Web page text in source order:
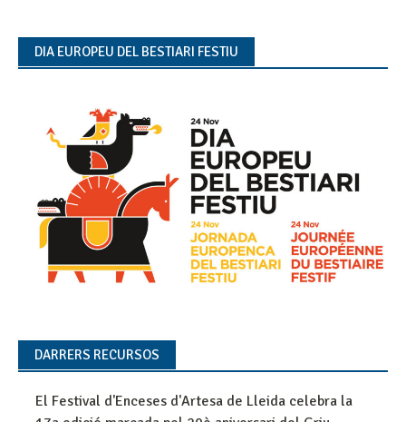
DIA EUROPEU DEL BESTIARI FESTIU
DARRERS RECURSOS
El Festival d'Enceses d'Artesa de Lleida celebra la